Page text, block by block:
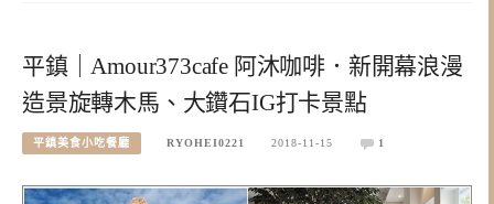
平鎮｜Amour373cafe 阿沐咖啡．新開幕浪漫
造景旋轉木馬、大鑽石IG打卡景點
平鎮美食小吃餐廳 RYOHEI0221 2018-11-15 1